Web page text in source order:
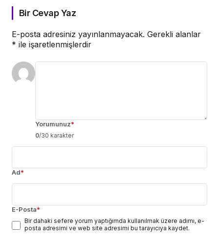
Bir Cevap Yaz
E-posta adresiniz yayınlanmayacak. Gerekli alanlar
* ile işaretlenmişlerdir
Yorumunuz*
0/30 karakter
Ad*
E-Posta*
Bir dahaki sefere yorum yaptığımda kullanılmak üzere adımı, e-
posta adresimi ve web site adresimi bu tarayıcıya kaydet.